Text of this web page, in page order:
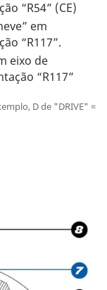
“R54” (CE)
em
“R117”.
eixo de
“R117”
D de "DRIVE" =